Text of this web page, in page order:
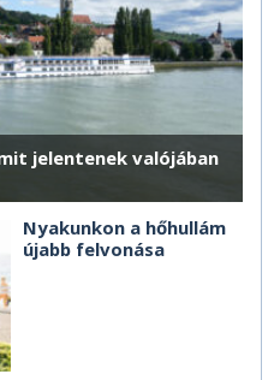
jelentenek valójában
Nyakunkon a hőhullám
újabb felvonása